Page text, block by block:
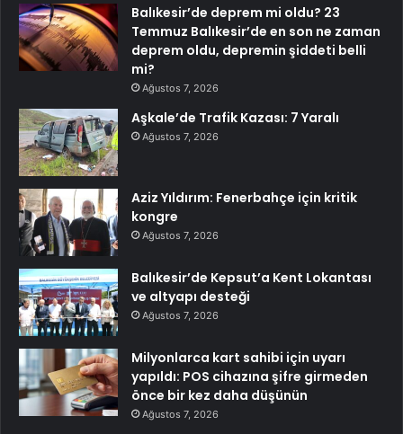
Balıkesir’de deprem mi oldu? 23
Temmuz Balıkesir’de en son ne zaman
deprem oldu, depremin şiddeti belli
mi?
Ağustos 7, 2026
Aşkale’de Trafik Kazası: 7 Yaralı
Ağustos 7, 2026
Aziz Yıldırım: Fenerbahçe için kritik
kongre
Ağustos 7, 2026
Balıkesir’de Kepsut’a Kent Lokantası
ve altyapı desteği
Ağustos 7, 2026
Milyonlarca kart sahibi için uyarı
yapıldı: POS cihazına şifre girmeden
önce bir kez daha düşünün
Ağustos 7, 2026